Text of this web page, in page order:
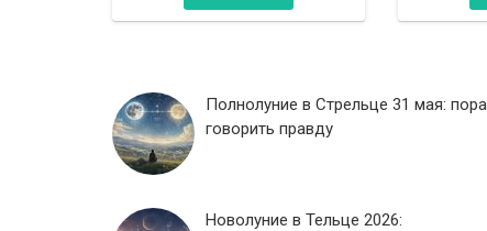
Полнолуние в Стрельце 31 мая: пора
говорить правду
Новолуние в Тельце 2026: